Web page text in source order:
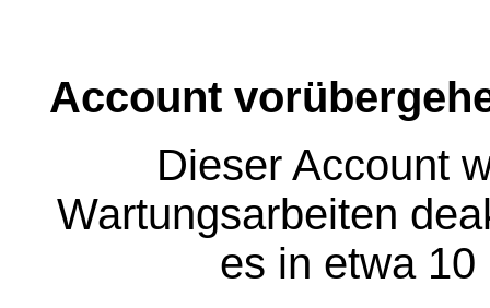
Account
Dieser Account
Wartungsarbeiten
es in etwa